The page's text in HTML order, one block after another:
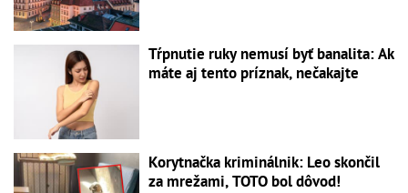
Tŕpnutie ruky nemusí byť banalita: Ak
máte aj tento príznak, nečakajte
Korytnačka kriminálnik: Leo skončil
za mrežami, TOTO bol dôvod!